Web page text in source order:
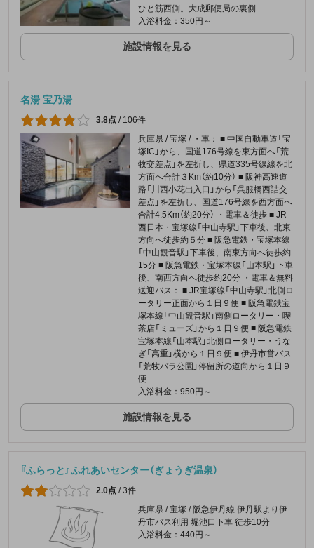
ひと筋西側。大成郵便局の裏側
入浴料金：350円～
施設情報を見る
名湯 宝乃湯
3.8点 / 106件
兵庫県 / 宝塚 / ・車： ■ 中国自動車道「宝
塚IC」から、国道176号線を東方面へ「荒
牧交差点」を左折し、県道335号線線を北
方面へ合計３Km（約10分） ■ 阪神高速道
路「川西小花出入口」から「呉服橋西詰交
差点」を左折し、国道176号線を西方面へ
合計4.5Km（約20分） ・電車＆徒歩 ■ JR
西日本・宝塚線「中山寺駅」下車後、北東
方向へ徒歩約５分 ■ 阪急電鉄・宝塚本線
「中山観音駅」下車後、南東方向へ徒歩約
15分 ■ 阪急電鉄・宝塚本線「山本駅」下車
後、南西方向へ徒歩約20分 ・電車＆無料
送迎バス： ■ JR宝塚線「中山寺駅」北側ロ
ータリー正面から１日９便 ■ 阪急電鉄宝
塚本線「中山観音駅」南側ロータリー・喫
茶店「ミューズ」から１日９便 ■ 阪急電鉄
宝塚本線「山本駅」北側ロータリー・うな
ぎ「高重」横から１日９便 ■ 伊丹市営バス
「荒牧バラ公園」停留所の道向から１日９
便
入浴料金：950円～
施設情報を見る
『ふらっと』ふれあいセンター（ぎょうぎ温泉）
2.0点 /3件
兵庫県 / 宝塚 / 阪急伊丹線 伊丹駅より伊
丹市バス利用 堀池口下車 徒歩10分
入浴料金：440円～